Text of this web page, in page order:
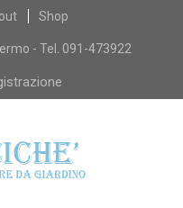
Shop
- Tel. 091-473922